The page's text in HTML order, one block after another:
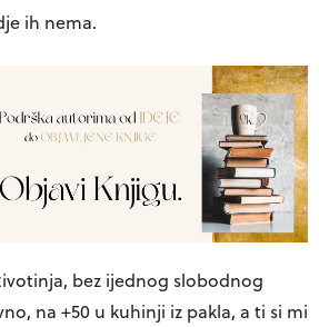
ih nema.
bez ijednog slobodnog
na +50 u kuhinji iz pakla, a ti si mi